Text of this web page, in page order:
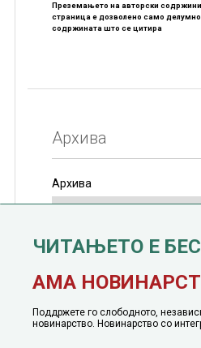
Преземањето на авторски
страница е дозволено само
содржината што се цитира
Архива
Архива
јануари, 1991 година
ЧИТАЊЕТО Е
АМА
Поддржете го слободното,
новинарство. Новинарство со